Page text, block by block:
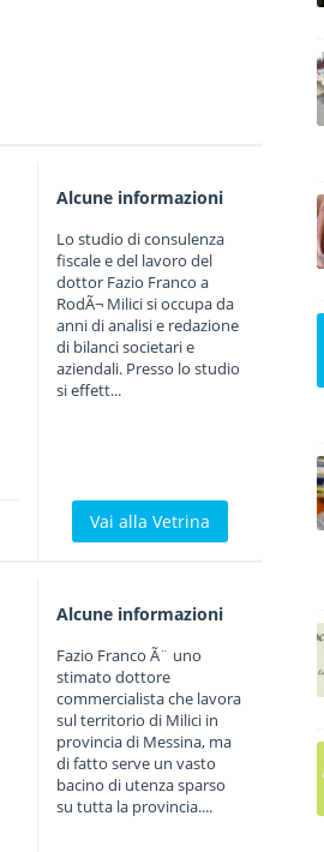
Alcune informazioni
Lo studio di consulenza
fiscale e del lavoro del
dottor Fazio Franco a
RodÃ¬ Milici si occupa da
anni di analisi e redazione
di bilanci societari e
aziendali. Presso lo studio
si effett...
Vai alla Vetrina
Alcune informazioni
Fazio Franco Ã¨ uno
stimato dottore
commercialista che lavora
sul territorio di Milici in
provincia di Messina, ma
di fatto serve un vasto
bacino di utenza sparso
su tutta la provincia....